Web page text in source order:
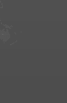
по обобщению